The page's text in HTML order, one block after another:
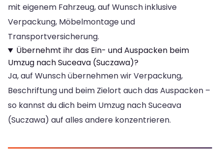
mit eigenem Fahrzeug, auf Wunsch inklusive
Verpackung, Möbelmontage und
Transportversicherung.
Übernehmt ihr das Ein- und Auspacken beim
Umzug nach Suceava (Suczawa)?
Ja, auf Wunsch übernehmen wir Verpackung,
Beschriftung und beim Zielort auch das Auspacken –
so kannst du dich beim Umzug nach Suceava
(Suczawa) auf alles andere konzentrieren.